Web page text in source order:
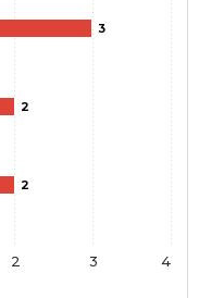
3
2
2
2 3 4